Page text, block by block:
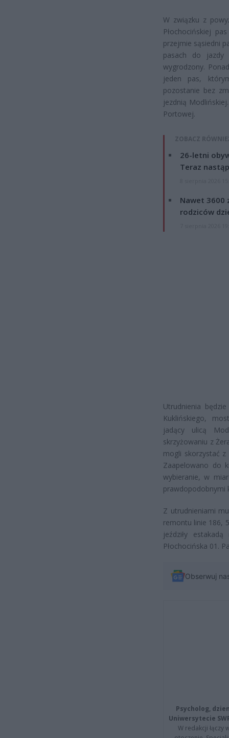
W związku z
Płochocińskiej
przejmie sąsiedni
pasach do
wygrodzony.
jeden pas,
pozostanie bez
jezdnią
Portowej.
ZOBACZ
26-letni
Teraz
Nawet 3600
rodziców
Utrudnienia
Kuklińskiego,
jadący ulicą
skrzyżowaniu z
mogli skorzystać
Zaapelowano do
wybieranie, w
prawdopodobnymi
Z utrudnieniami
remontu linie 186,
jeździły
Płochocińska 01.
Obserwuj
Psycholog,
Uniwersytecie
W redakcji łączy